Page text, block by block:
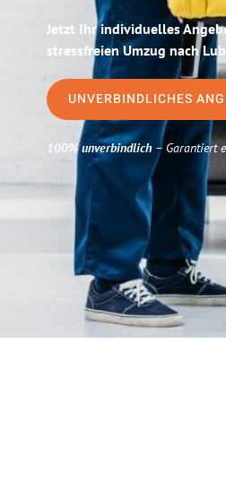
Jetzt Ihr individuelles
stressfreien Umzug nach
UNVERBINDLICHES
100% unverbindlich– Garantiert